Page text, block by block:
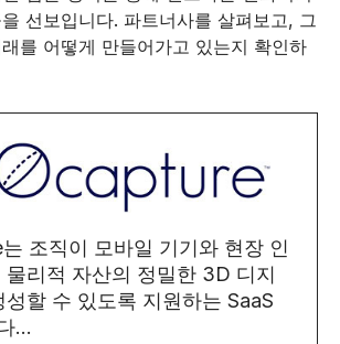
선보입니다. 파트너사를 살펴보고, 그
를 어떻게 만들어가고 있는지 확인하
조직이 모바일 기기와 현장 인
물리적 자산의 정밀한 3D 디지
성할 수 있도록 지원하는 SaaS
...